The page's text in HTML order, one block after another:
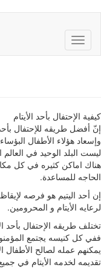
كيفية الإحتفال بأحد الأيتام
إنّ أفضل طريقه للإحتفال
وإسعاد هؤلاء الأطفال
ليست البلد الوحيد في العالم
هناك اماكن كثيره في كل
الحاجه للمساعدة.
إن أحد اليتيم هو فرصه لإيقاظ
لرعايه الأيتام و المحرومين.
تختلف طريقه الإحتفال بأحد
ففي كل كنيسه يجتمع
يمكنهم عمله لصالح الأطفال
تقديمه لخدمه الأيتام في